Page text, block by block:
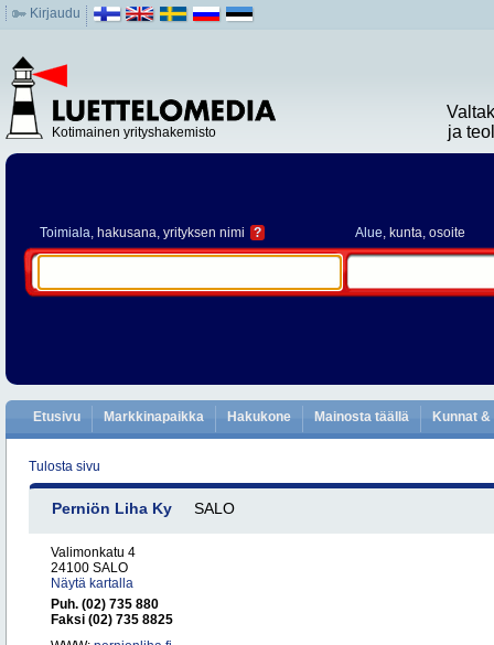
Kirjaudu
Kotimainen yrityshakemisto
ja
Toimiala, hakusana, yrityksen nimi ? Alue, kunta, osoite
Etusivu Markkinapaikka Hakukone Mainosta täällä Kunnat
Tulosta sivu
Perniön Liha Ky SALO
Valimonkatu 4
24100 SALO
Näytä kartalla
Puh. (02) 735 880
Faksi (02) 735 8825